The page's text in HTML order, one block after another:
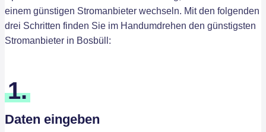
einem günstigen Stromanbieter wechseln. Mit den folgenden
drei Schritten finden Sie im Handumdrehen den günstigsten
Stromanbieter in Bosbüll:
1.
Daten eingeben